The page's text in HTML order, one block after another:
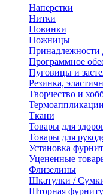
Наперстки
Нитки
Новинки
Ножницы
Принадлежности
Программное
Пуговицы и
Резинка,
Творчество и
Ткани
Товары для
Товары для
Установка
Уцененные
Флизелины
Шкатулки /
Шторная